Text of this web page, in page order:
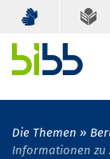
Die Themen
Informationen zu